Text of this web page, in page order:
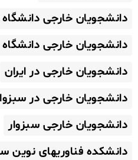
دانشجویان خارجی
دانشجویان خارجی
دانشجویان خارجی در ایران
دانشجویان خارجی در
دانشجویان خارجی سبزوار
دانشکده فناوریهای نوین